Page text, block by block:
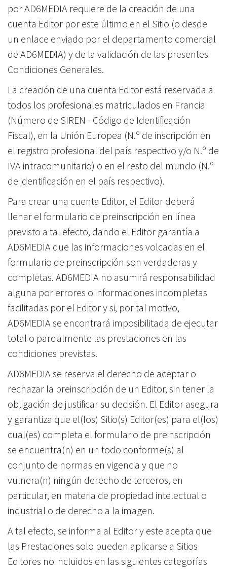
por AD6MEDIA requiere de la creación de una
cuenta Editor por este último en el Sitio (o desde
un enlace enviado por el departamento comercial
de AD6MEDIA) y de la validación de las presentes
Condiciones Generales.
La creación de una cuenta Editor está reservada a
todos los profesionales matriculados en Francia
(Número de SIREN - Código de Identificación
Fiscal), en la Unión Europea (N.º de inscripción en
el registro profesional del país respectivo y/o N.º de
IVA intracomunitario) o en el resto del mundo (N.º
de identificación en el país respectivo).
Para crear una cuenta Editor, el Editor deberá
llenar el formulario de preinscripción en línea
previsto a tal efecto, dando el Editor garantía a
AD6MEDIA que las informaciones volcadas en el
formulario de preinscripción son verdaderas y
completas. AD6MEDIA no asumirá responsabilidad
alguna por errores o informaciones incompletas
facilitadas por el Editor y si, por tal motivo,
AD6MEDIA se encontrará imposibilitada de ejecutar
total o parcialmente las prestaciones en las
condiciones previstas.
AD6MEDIA se reserva el derecho de aceptar o
rechazar la preinscripción de un Editor, sin tener la
obligación de justificar su decisión. El Editor asegura
y garantiza que el(los) Sitio(s) Editor(es) para el(los)
cual(es) completa el formulario de preinscripción
se encuentra(n) en un todo conforme(s) al
conjunto de normas en vigencia y que no
vulnera(n) ningún derecho de terceros, en
particular, en materia de propiedad intelectual o
industrial o de derecho a la imagen.
A tal efecto, se informa al Editor y este acepta que
las Prestaciones solo pueden aplicarse a Sitios
Editores no incluidos en las siguientes categorías